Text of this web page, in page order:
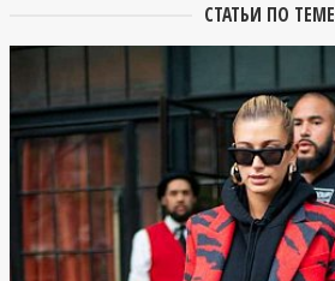
СТАТЬИ ПО ТЕМЕ